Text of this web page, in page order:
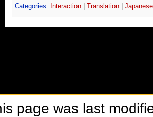
Categories: Interaction| Translation| Japanese
page was last